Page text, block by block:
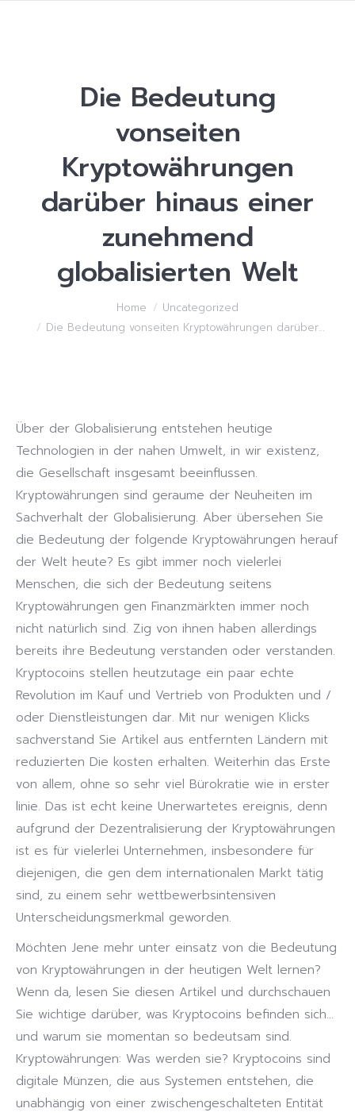
Die Bedeutung
vonseiten
Kryptowährungen
darüber hinaus einer
zunehmend
globalisierten Welt
Home
Uncategorized
Die Bedeutung vonseiten Kryptowährungen darüber…
Über der Globalisierung entstehen heutige
Technologien in der nahen Umwelt, in wir existenz,
die Gesellschaft insgesamt beeinflussen.
Kryptowährungen sind geraume der Neuheiten im
Sachverhalt der Globalisierung. Aber übersehen Sie
die Bedeutung der folgende Kryptowährungen herauf
der Welt heute? Es gibt immer noch vielerlei
Menschen, die sich der Bedeutung seitens
Kryptowährungen gen Finanzmärkten immer noch
nicht natürlich sind. Zig von ihnen haben allerdings
bereits ihre Bedeutung verstanden oder verstanden.
Kryptocoins stellen heutzutage ein paar echte
Revolution im Kauf und Vertrieb von Produkten und /
oder Dienstleistungen dar. Mit nur wenigen Klicks
sachverstand Sie Artikel aus entfernten Ländern mit
reduzierten Die kosten erhalten. Weiterhin das Erste
von allem, ohne so sehr viel Bürokratie wie in erster
linie. Das ist echt keine Unerwartetes ereignis, denn
aufgrund der Dezentralisierung der Kryptowährungen
ist es für vielerlei Unternehmen, insbesondere für
diejenigen, die gen dem internationalen Markt tätig
sind, zu einem sehr wettbewerbsintensiven
Unterscheidungsmerkmal geworden.
Möchten Jene mehr unter einsatz von die Bedeutung
von Kryptowährungen in der heutigen Welt lernen?
Wenn da, lesen Sie diesen Artikel und durchschauen
Sie wichtige darüber, was Kryptocoins befinden sich…
und warum sie momentan so bedeutsam sind.
Kryptowährungen: Was werden sie? Kryptocoins sind
digitale Münzen, die aus Systemen entstehen, die
unabhängig von einer zwischengeschalteten Entität